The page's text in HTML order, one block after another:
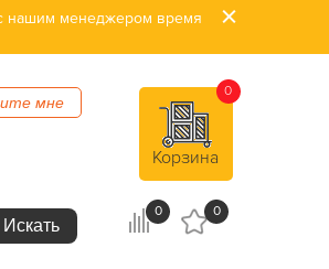
нашим менеджером время
мне
Корзина
0
0 0